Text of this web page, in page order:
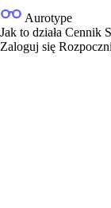
Aurotype
Jak to działa Cennik
Zaloguj się